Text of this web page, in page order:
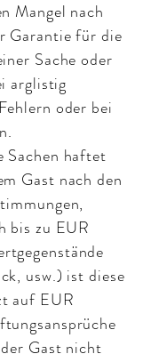
Mangel nach
Garantie für die
Sache oder
arglistig
oder bei
Sachen haftet
Gast nach den
bis zu EUR
usw.) ist diese
auf EUR
Gast nicht